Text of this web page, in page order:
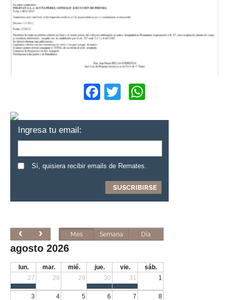
Facebook
Twitter
Ingresa tu email:
Sí, quisiera recibir emails de Remates.
Mes Semana Día
agosto 2026
lun. mar. mié. jue. vie.
sáb.
27
28 29 30 31 1
3 4 5 6 7 8